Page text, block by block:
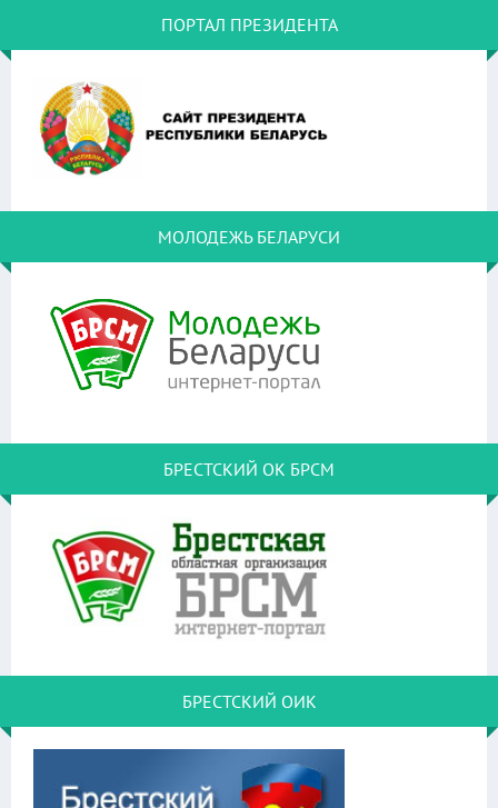
ПОРТАЛ ПРЕЗИДЕНТА
МОЛОДЕЖЬ БЕЛАРУСИ
БРЕСТСКИЙ ОК БРСМ
БРЕСТСКИЙ ОИК